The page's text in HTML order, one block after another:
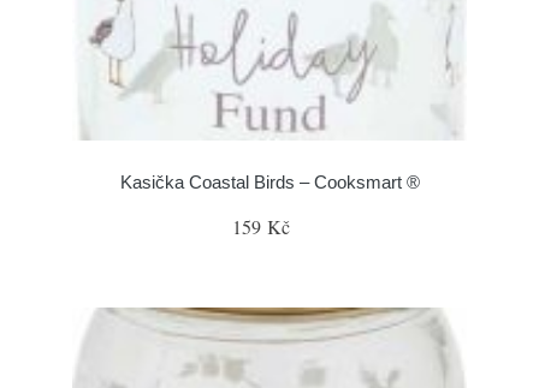
Kasička Coastal Birds – Cooksmart ®
159 Kč